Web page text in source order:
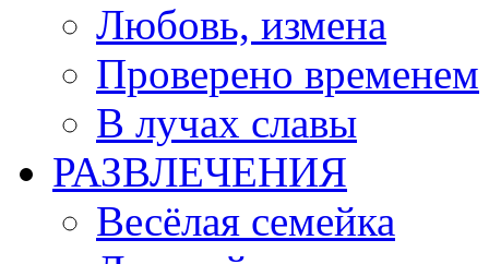
Любовь, измена
Проверено временем
В лучах славы
РАЗВЛЕЧЕНИЯ
Весёлая семейка